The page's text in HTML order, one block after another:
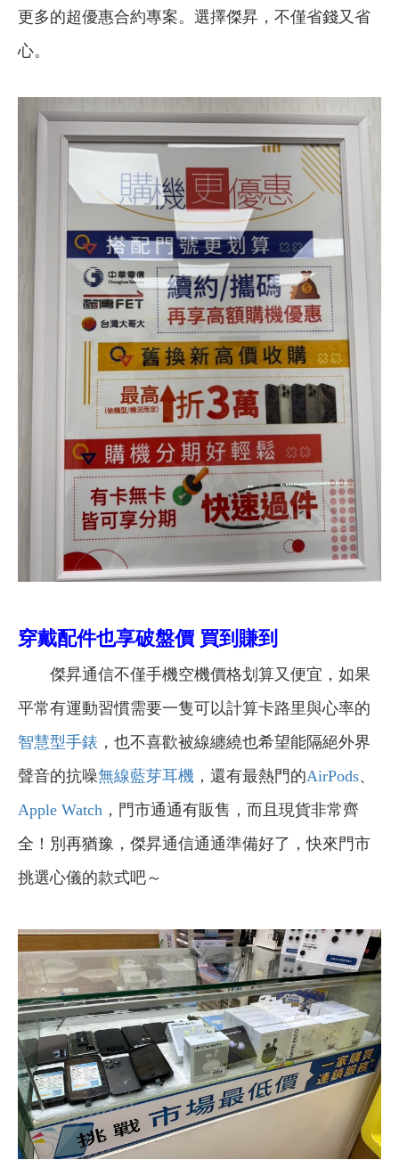
更多的超優惠合約專案。選擇傑昇，不僅省錢又省
心。
穿戴配件也享破盤價 買到賺到
傑昇通信不僅手機空機價格划算又便宜，如果
平常有運動習慣需要一隻可以計算卡路里與心率的
智慧型手錶 ，也不喜歡被線纏繞也希望能隔絕外界
聲音的抗噪無線藍芽耳機 ，還有最熱門的AirPods、
Apple Watch ，門市通通有販售，而且現貨非常齊
全！別再猶豫，傑昇通信通通準備好了，快來門市
挑選心儀的款式吧～